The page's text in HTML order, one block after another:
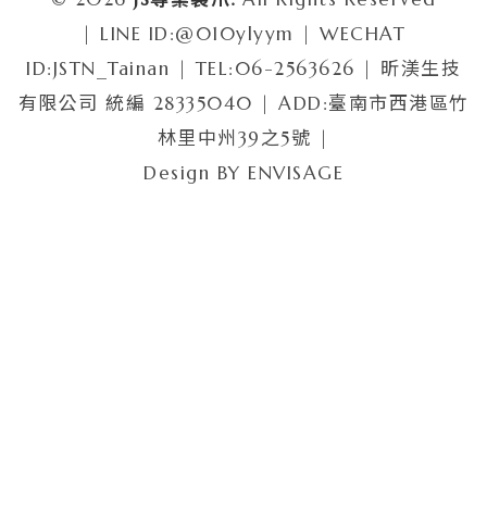
| LINE ID:@010ylyym | WECHAT
ID:JSTN_Tainan | TEL:06-2563626 | 昕渼生技
有限公司 統編 28335040 | ADD:臺南市西港區竹
林里中州39之5號 |
Design BY ENVISAGE